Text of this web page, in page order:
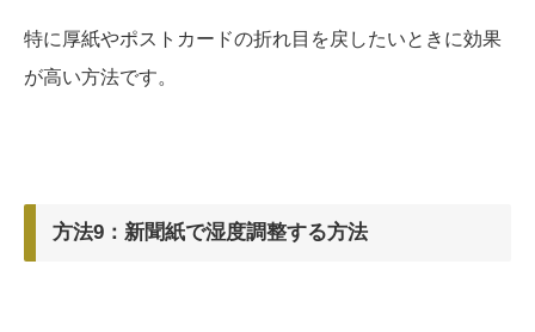
特に厚紙やポストカードの折れ目を戻したいときに効果
が高い方法です。
方法9：新聞紙で湿度調整する方法